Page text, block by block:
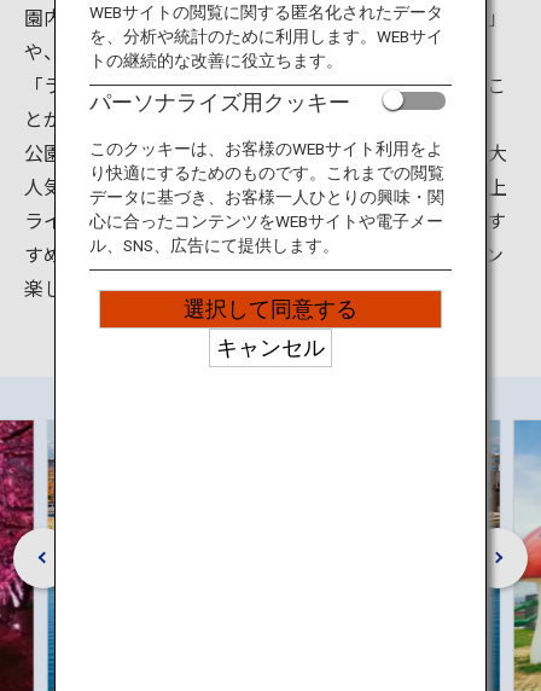
園内には、世界一美しい「スターバックス・コーヒー」
や、フレンチの鉄人坂井宏行シェフ監修のレストラン
「ラ・シャンス」もあり、目だけでなく舌でも楽しむこ
とができます。
公園のシンボル「天門橋」からの景色、子どもたちに大
人気の「噴水広場」、多くの乗船者で賑わう「富岩水上
ライン」のクルーズ、夜のライトアップも幻想的でおす
すめです。花火やイルミネーション等、オールシーズン
楽しめます。
WEBサイトの閲覧に関する匿名化されたデータ
を、分析や統計のために利用します。WEBサイ
トの継続的な改善に役立ちます。
パーソナライズ用クッキー
このクッキーは、お客様のWEBサイト利用をよ
り快適にするためのものです。これまでの閲覧
データに基づき、お客様一人ひとりの興味・関
心に合ったコンテンツをWEBサイトや電子メー
ル、SNS、広告にて提供します。
選択して同意する
キャンセル